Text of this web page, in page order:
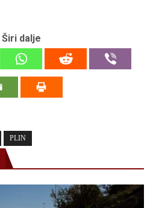
Širi dalje
PLIN